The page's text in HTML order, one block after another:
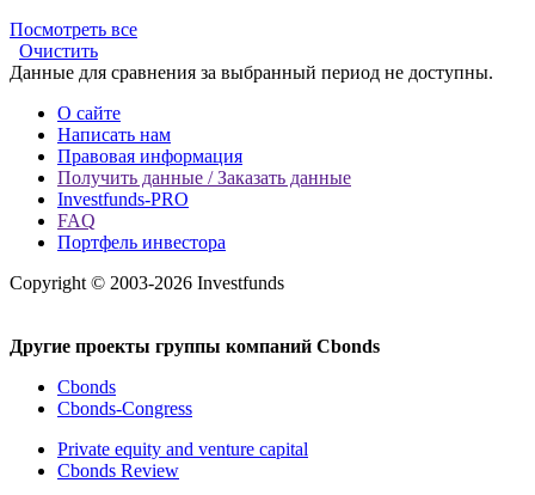
Посмотреть все
Очистить
Данные для сравнения за выбранный период не доступны.
О сайте
Написать нам
Правовая информация
Получить данные / Заказать данные
Investfunds-PRO
FAQ
Портфель инвестора
Copyright © 2003-2026 Investfunds
Другие проекты группы компаний Cbonds
Cbonds
Cbonds-Congress
Private equity and venture capital
Cbonds Review